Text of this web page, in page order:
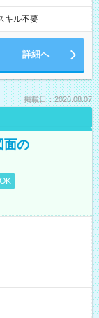
キル不要
詳細へ
掲載日：2026.08.07
面の